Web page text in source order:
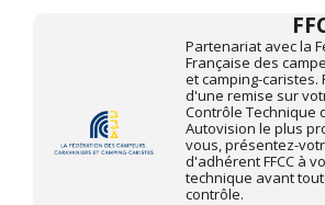
Partenariat avec la
Française des
et camping-
d'une remise sur
Contrôle Technique
Autovision le plus
vous, présentez-
d'adhérent FFCC à
technique avant
contrôle.